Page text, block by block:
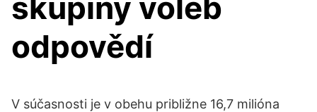
skupiny voleb
odpovědí
V súčasnosti je v obehu približne 16,7 milióna